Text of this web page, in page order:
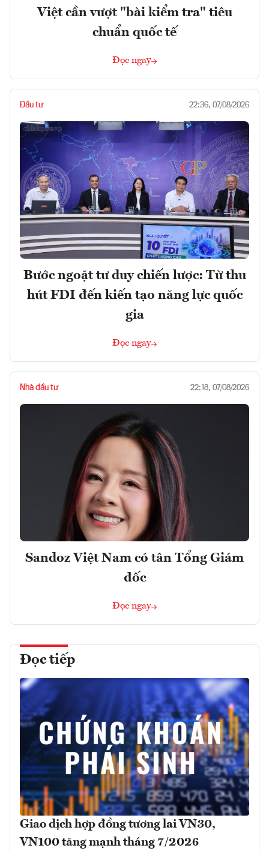
Việt cần vượt "bài kiểm tra" tiêu
chuẩn quốc tế
Đọc ngay
Đầu tư 22:36, 07/08/2026
Bước ngoặt tư duy chiến lược: Từ thu
hút FDI đến kiến tạo năng lực quốc
gia
Đọc ngay
Nhà đầu tư 22:18, 07/08/2026
Sandoz Việt Nam có tân Tổng Giám
đốc
Đọc ngay
Đọc tiếp
Giao dịch hợp đồng tương lai VN30,
VN100 tăng mạnh tháng 7/2026